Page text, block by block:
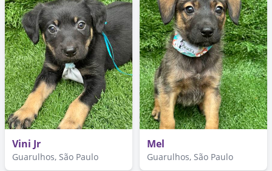
Vini Jr
Guarulhos, São Paulo
Mel
Guarulhos, São Paulo